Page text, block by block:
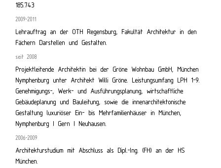
185.743
2009-2011
Lehrauftrag an der OTH Regensburg, Fakultät Architektur in den
Fächern Darstellen und Gestalten.
seit 2008
Projektleitende Architektin bei der Gröne Wohnbau GmbH, München
Nymphenburg unter Architekt Willi Gröne. Leistungsumfang LPH 1-9.
Genehmigungs-, Werk- und Ausführungsplanung, wirtschaftliche
Gebäudeplanung und Bauleitung, sowie die innenarchitektonische
Gestaltung luxuriöser Ein- bis Mehrfamilienhäuser in München,
Nymphenburg | Gern | Neuhausen.
2006-2009
Architekturstudium mit Abschluss als Dipl.-Ing. (FH) an der HS
München.